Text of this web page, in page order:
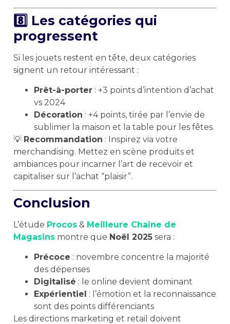
8️⃣ Les catégories qui
progressent
Si les jouets restent en tête, deux catégories
signent un retour intéressant :
Prêt-à-porter : +3 points d’intention d’achat
vs 2024
Décoration : +4 points, tirée par l’envie de
sublimer la maison et la table pour les fêtes.
💡 Recommandation : Inspirez via votre
merchandising. Mettez en scène produits et
ambiances pour incarner l’art de recevoir et
capitaliser sur l’achat “plaisir”.
Conclusion
L’étude Procos & Meilleure Chaîne de
Magasins montre que Noël 2025 sera :
Précoce : novembre concentre la majorité
des dépenses
Digitalisé : le online devient dominant
Expérientiel : l’émotion et la reconnaissance
sont des points différenciants
Les directions marketing et retail doivent